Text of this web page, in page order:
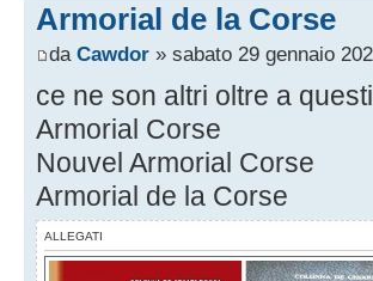
Armorial de la Corse
da Cawdor » sabato 29 gennaio
ce ne son altri oltre a
Armorial Corse
Nouvel Armorial Corse
Armorial de la Corse
ALLEGATI